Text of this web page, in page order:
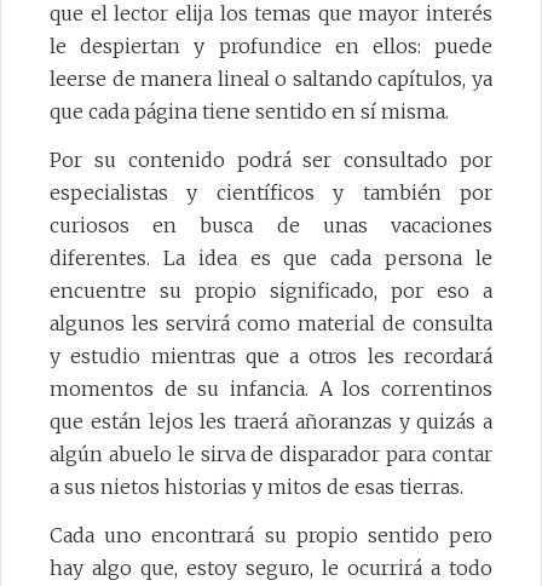
que el lector elija los temas que mayor interés
le despiertan y profundice en ellos: puede
leerse de manera lineal o saltando capítulos, ya
que cada página tiene sentido en sí misma.
Por su contenido podrá ser consultado por
especialistas y científicos y también por
curiosos en busca de unas vacaciones
diferentes. La idea es que cada persona le
encuentre su propio significado, por eso a
algunos les servirá como material de consulta
y estudio mientras que a otros les recordará
momentos de su infancia. A los correntinos
que están lejos les traerá añoranzas y quizás a
algún abuelo le sirva de disparador para contar
a sus nietos historias y mitos de esas tierras.
Cada uno encontrará su propio sentido pero
hay algo que, estoy seguro, le ocurrirá a todo